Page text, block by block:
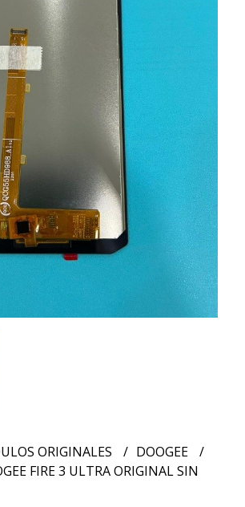
ORIGINALES
DOOGEE
FIRE 3 ULTRA ORIGINAL SIN